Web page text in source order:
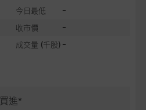
今日最低 -
收市價 -
成交量 (千股) -
買進*